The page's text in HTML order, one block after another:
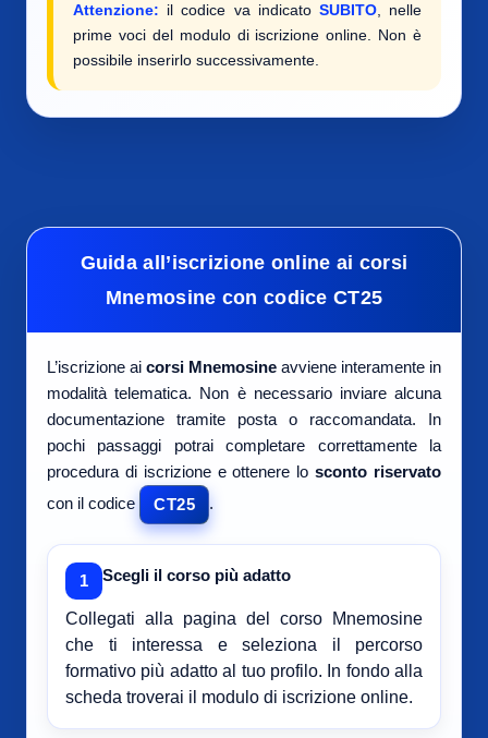
Attenzione: il codice va indicato SUBITO, nelle
prime voci del modulo di iscrizione online. Non è
possibile inserirlo successivamente.
Guida all’iscrizione online ai corsi
Mnemosine con codice CT25
L’iscrizione ai corsi Mnemosine avviene interamente in
modalità telematica. Non è necessario inviare alcuna
documentazione tramite posta o raccomandata. In
pochi passaggi potrai completare correttamente la
procedura di iscrizione e ottenere losconto riservato
con il codice
CT25 .
1 Scegli il corso più adatto
Collegati alla pagina del corso Mnemosine
che ti interessa e seleziona il percorso
formativo più adatto al tuo profilo. In fondo alla
scheda troverai il modulo di iscrizione online.